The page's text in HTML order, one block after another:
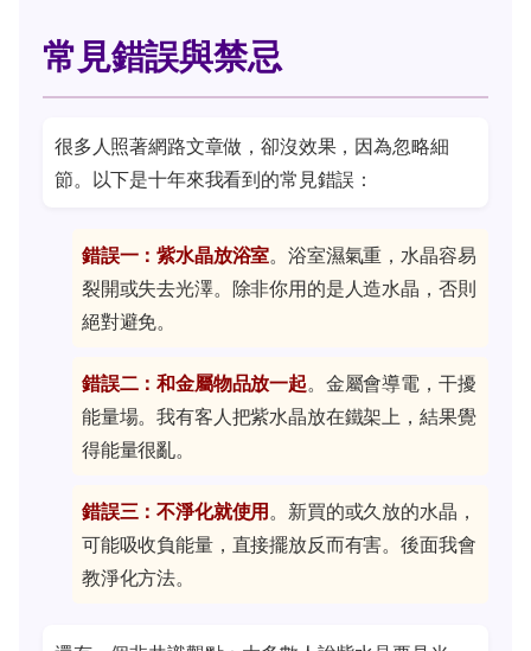
常見錯誤與禁忌
很多人照著網路文章做，卻沒效果，因為忽略細
節。以下是十年來我看到的常見錯誤：
錯誤一：紫水晶放浴室。浴室濕氣重，水晶容易
裂開或失去光澤。除非你用的是人造水晶，否則
絕對避免。
錯誤二：和金屬物品放一起。金屬會導電，干擾
能量場。我有客人把紫水晶放在鐵架上，結果覺
得能量很亂。
錯誤三：不淨化就使用 。新買的或久放的水晶，
可能吸收負能量，直接擺放反而有害。後面我會
教淨化方法。